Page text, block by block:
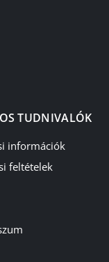
TUDNIVALÓK
információk
feltételek